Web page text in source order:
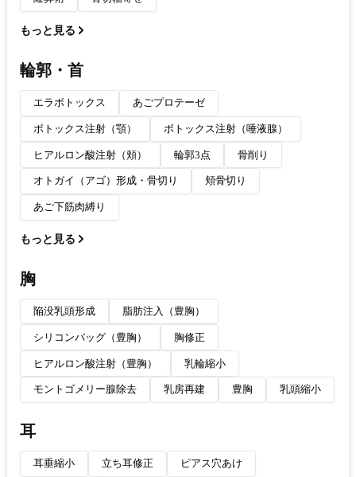
もっと見る
輪郭・首
エラボトックス あごプロテーゼ
ボトックス注射（顎） ボトックス注射（唾液腺）
ヒアルロン酸注射（頬） 輪郭3点 骨削り
オトガイ（アゴ）形成・骨切り 頬骨切り
あご下筋肉縛り
もっと見る
胸
陥没乳頭形成 脂肪注入（豊胸）
シリコンバッグ（豊胸） 胸修正
ヒアルロン酸注射（豊胸） 乳輪縮小
モントゴメリー腺除去 乳房再建 豊胸 乳頭縮小
耳
耳垂縮小 立ち耳修正 ピアス穴あけ